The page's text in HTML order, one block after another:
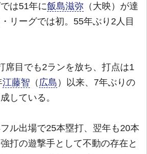
は51年に飯島滋弥 （大映）が達
リーグでは初。55年ぶり2人目
目でも2ランを放ち、打点は1
江藤智 （ 広島 ）以来、7年ぶりの
している。
ル出場で25本塁打、翌年も20本
打の遊撃手として不動の存在と